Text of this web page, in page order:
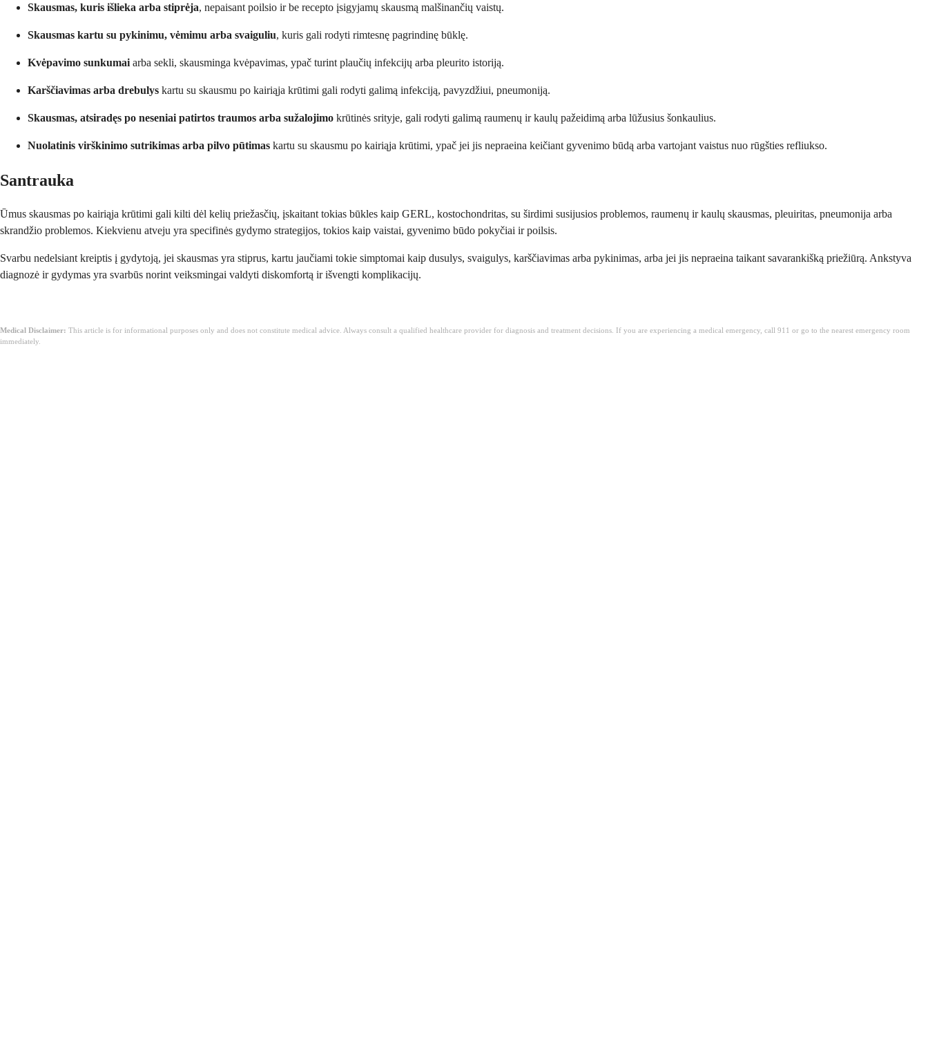
Skausmas, kuris išlieka arba stiprėja, nepaisant poilsio ir be recepto įsigyjamų skausmą malšinančių vaistų.
Skausmas kartu su pykinimu, vėmimu arba svaiguliu, kuris gali rodyti rimtesnę pagrindinę būklę.
Kvėpavimo sunkumai arba sekli, skausminga kvėpavimas, ypač turint plaučių infekcijų arba pleurito istoriją.
Karščiavimas arba drebulys kartu su skausmu po kairiąja krūtimi gali rodyti galimą infekciją, pavyzdžiui, pneumoniją.
Skausmas, atsiradęs po neseniai patirtos traumos arba sužalojimo krūtinės srityje, gali rodyti galimą raumenų ir kaulų pažeidimą arba lūžusius šonkaulius.
Nuolatinis virškinimo sutrikimas arba pilvo pūtimas kartu su skausmu po kairiąja krūtimi, ypač jei jis nepraeina keičiant gyvenimo būdą arba vartojant vaistus nuo rūgšties refliukso.
Santrauka
Ūmus skausmas po kairiąja krūtimi gali kilti dėl kelių priežasčių, įskaitant tokias būkles kaip GERL, kostochondritas, su širdimi susijusios problemos, raumenų ir kaulų skausmas, pleuiritas, pneumonija arba
skrandžio problemos. Kiekvienu atveju yra specifinės gydymo strategijos, tokios kaip vaistai, gyvenimo būdo pokyčiai ir poilsis.
Svarbu nedelsiant kreiptis į gydytoją, jei skausmas yra stiprus, kartu jaučiami tokie simptomai kaip dusulys, svaigulys, karščiavimas arba pykinimas, arba jei jis nepraeina taikant savarankišką priežiūrą. Ankstyva
diagnozė ir gydymas yra svarbūs norint veiksmingai valdyti diskomfortą ir išvengti komplikacijų.
Medical Disclaimer: This article is for informational purposes only and does not constitute medical advice. Always consult a qualified healthcare provider for diagnosis and treatment decisions. If you are experiencing a medical emergency, call 911 or go to the nearest emergency room
immediately.